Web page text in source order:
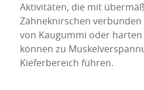
Aktivitäten, die mit
Zähneknirschen verbunden
von Kaugummi oder
können zu
Kieferbereich führen.